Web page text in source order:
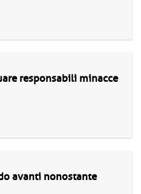
responsabili minacce
avanti nonostante